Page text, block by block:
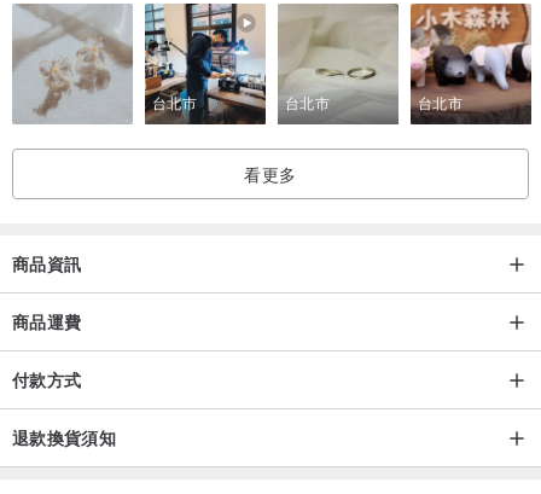
6. 本商場商品收益捐入印度弱勢婦女計畫。
台北市 台北市 台北市
看更多
商品資訊
商品運費
付款方式
退款換貨須知